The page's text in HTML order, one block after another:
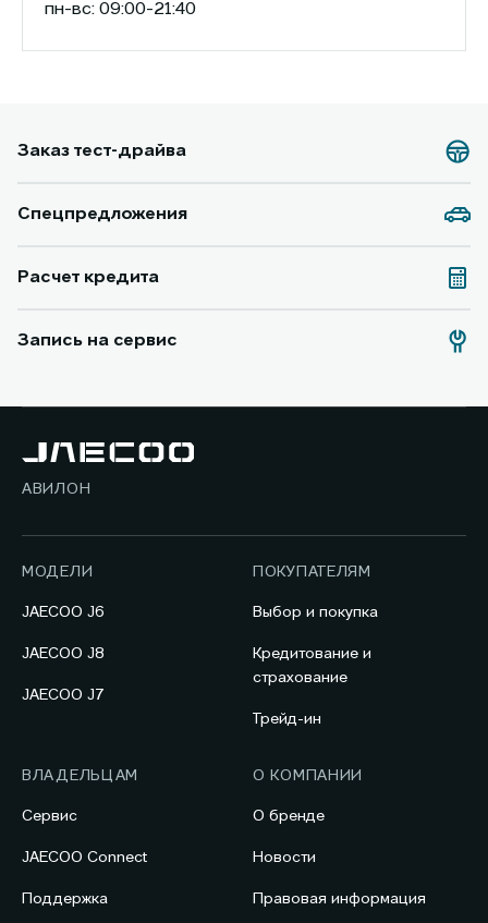
пн-вс: 09:00-21:40
Заказ тест-драйва
Спецпредложения
Расчет кредита
Запись на сервис
АВИЛОН
МОДЕЛИ
JAECOO J6
JAECOO J8
JAECOO J7
ПОКУПАТЕЛЯМ
Выбор и покупка
Кредитование и
страхование
Трейд-ин
ВЛАДЕЛЬЦАМ
Сервис
JAECOO Connect
Поддержка
О КОМПАНИИ
О бренде
Новости
Правовая информация